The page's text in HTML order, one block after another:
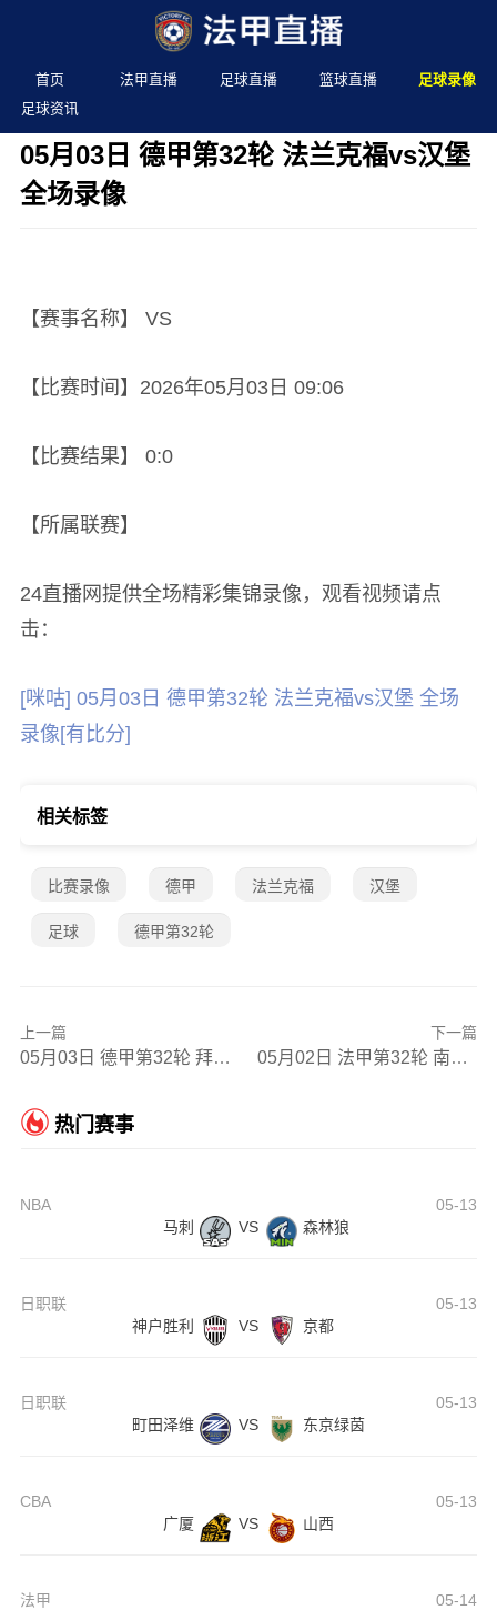
首页 法甲直播 足球直播 篮球直播
足球录像
足球资讯
05月03日 德甲第32轮 法兰克福vs汉堡
全场录像
【赛事名称】 VS
【比赛时间】2026年05月03日 09:06
【比赛结果】 0:0
【所属联赛】
24直播网提供全场精彩集锦录像，观看视频请点
击：
[咪咕] 05月03日 德甲第32轮 法兰克福vs汉堡 全场
录像[有比分]
相关标签
比赛录像 德甲 法兰克福 汉堡
足球 德甲第32轮
上一篇
05月03日 德甲第32轮 拜仁慕尼黑vs海登海姆 全场录像
下一篇
05月02日 法甲第32轮 南特vs马赛 全场录像
热门赛事
NBA
05-13
马刺
VS 森林狼
日职联
05-13
神户胜利
VS 京都
日职联
05-13
町田泽维
VS 东京绿茵
CBA
05-13
广厦
VS 山西
法甲
05-14